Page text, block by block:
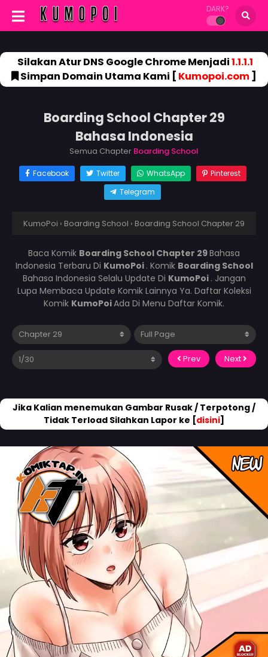
DARK?
Silakan Atur DNS Google Chrome Menjadi1.1.1.1
Simpan Domain Utama Kami [ Kumopoi.com]
Boarding School Chapter 29
Bahasa Indonesia
Semua Chapter Boarding School
Facebook Twitter WhatsApp
Pinterest
Telegram
KumoPoi › Boarding School › Boarding School Chapter 29
Baca Komik Boarding School Chapter 29Bahasa
Indonesia Terbaru Di KumoPoi . Komik Boarding School
Bahasa Indonesia Selalu Update Di KumoPoi . Jangan
Lupa Membaca Update Komik Lainnya Ya. Daftar Koleksi
Komik KumoPoiAda Di Menu Daftar Komik.
Prev Next
Jika Kalian menemukan Gambar Rusak / Terpotong /
Tidak Terload Silahkan Lapor ke [disini]